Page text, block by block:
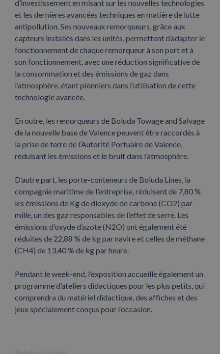
d’investissement en misant sur les nouvelles technologies
et les dernières avancées techniques en matière de lutte
antipollution. Ses nouveaux remorqueurs, grâce aux
capteurs installés dans les unités, permettent d’adapter le
fonctionnement de chaque remorqueur à son port et à
son fonctionnement, avec une réduction significative de
la consommation et des émissions de gaz dans
l’atmosphère, étant pionniers dans l’utilisation de cette
technologie avancée.
En outre, les remorqueurs de Boluda Towage and Salvage
de la nouvelle base de Valence peuvent être raccordés à
la prise de terre de l’Autorité Portuaire de Valence,
réduisant les émissions et le bruit dans l’atmosphère.
D’autre part, les porte-conteneurs de Boluda Lines, la
compagnie maritime de l’entreprise, réduisent de 7,80 %
les émissions de Kg de dioxyde de carbone (CO2) par
mille, un des gaz responsables de l’effet de serre. Les
émissions d’oxyde d’azote (N2O) ont également été
réduites de 22,88 % de kg par navire et celles de méthane
(CH4) de 13,40 % de kg par heure.
Pendant le week-end, l’exposition accueille également un
programme d’ateliers didactiques pour les plus petits, qui
comprendra du matériel didactique, des affiches et des
jeux spécialement conçus pour l’occasion.